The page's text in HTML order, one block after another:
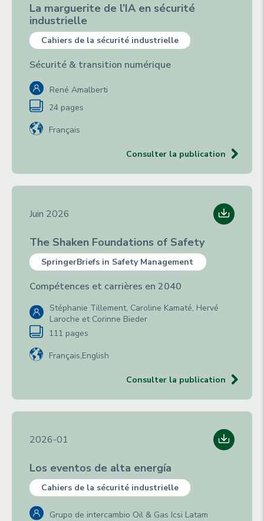
La marguerite de l’IA en sécurité
industrielle
Cahiers de la sécurité industrielle
Sécurité & transition numérique
René Amalberti
24 pages
Français
Consulter la publication
Juin 2026
The Shaken Foundations of Safety
SpringerBriefs in Safety Management
Compétences et carrières en 2040
Stéphanie Tillement, Caroline Kamaté, Hervé
Laroche et Corinne Bieder
111 pages
Français English
Consulter la publication
2026-01
Los eventos de alta energía
Cahiers de la sécurité industrielle
Grupo de intercambio Oil & Gas Icsi Latam